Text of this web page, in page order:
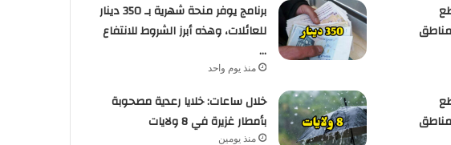
برنامج يوفر منحة شهرية بـ 350 دينار
للعائلات، وهذه أبرز الشروط للانتفاع
…
منذ يوم واحد
خلال ساعات: خلايا رعدية مصحوبة
بأمطار غزيرة في 8 ولايات
منذ يومين